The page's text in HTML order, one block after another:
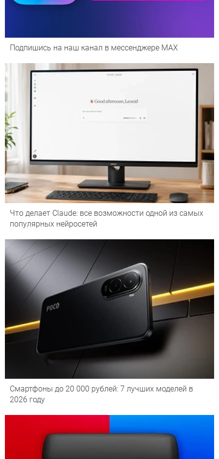
Подпишись на наш канал в мессенджере МАХ
Что делает Сlaude: все возможности одной из самых
популярных нейросетей
Смартфоны до 20 000 рублей: 7 лучших моделей в
2026 году